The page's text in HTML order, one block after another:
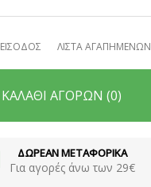
ΕΙΣΟΔΟΣ ΛΙΣΤΑ ΑΓΑΠΗΜΕΝΩΝ
ΚΑΛΑΘΙ ΑΓΟΡΩΝ (0)
ΔΩΡΕΑΝ ΜΕΤΑΦΟΡΙΚΑ
Για αγορές άνω των 29€